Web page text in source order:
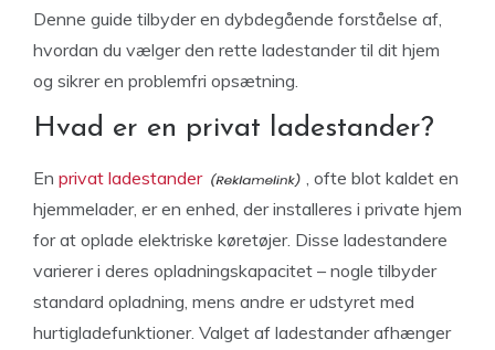
Denne guide tilbyder en dybdegående forståelse af,
hvordan du vælger den rette ladestander til dit hjem
og sikrer en problemfri opsætning.
Hvad er en privat ladestander?
En privat ladestander
, ofte blot kaldet en
hjemmelader, er en enhed, der installeres i private hjem
for at oplade elektriske køretøjer. Disse ladestandere
varierer i deres opladningskapacitet – nogle tilbyder
standard opladning, mens andre er udstyret med
hurtigladefunktioner. Valget af ladestander afhænger